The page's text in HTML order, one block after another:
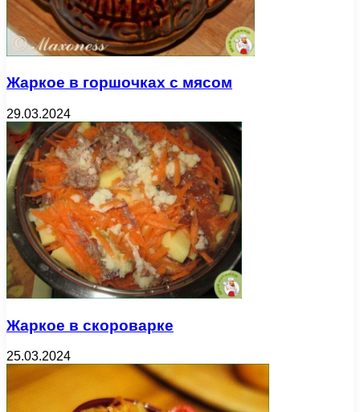
Жаркое в горшочках с мясом
29.03.2024
Жаркое в скороварке
25.03.2024